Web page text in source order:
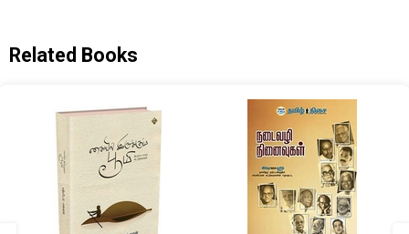
Related Books